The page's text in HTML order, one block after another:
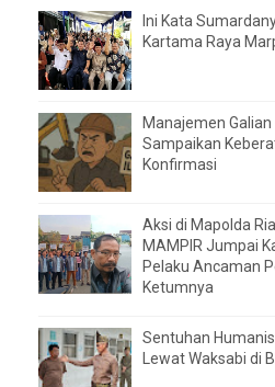
Ini Kata
Kartama Raya
Manajemen Galian
Sampaikan
Konfirmasi
Aksi di Mapolda
MAMPIR Jumpai
Pelaku Ancaman
Ketumnya
Sentuhan
Lewat Waksabi di